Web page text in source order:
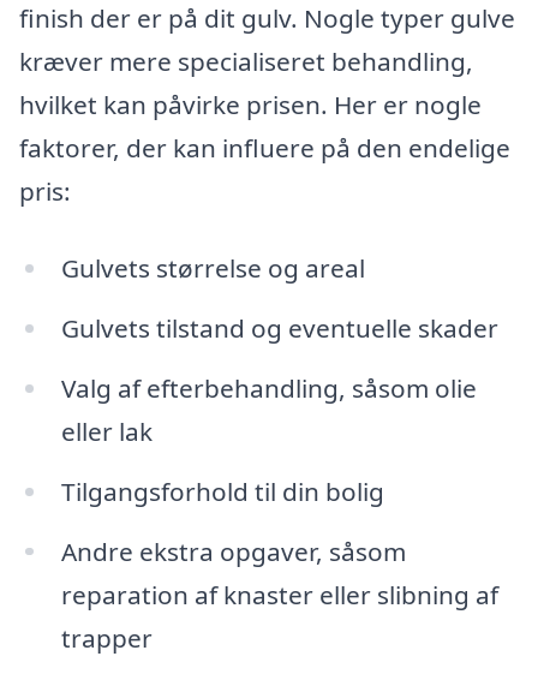
finish der er på dit gulv. Nogle typer gulve
kræver mere specialiseret behandling,
hvilket kan påvirke prisen. Her er nogle
faktorer, der kan influere på den endelige
pris:
Gulvets størrelse og areal
Gulvets tilstand og eventuelle skader
Valg af efterbehandling, såsom olie
eller lak
Tilgangsforhold til din bolig
Andre ekstra opgaver, såsom
reparation af knaster eller slibning af
trapper